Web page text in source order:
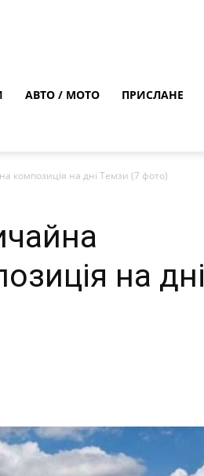
АВТО / МОТО ПРИСЛАНЕ
композиція на дні Темзи (7 фото)
на дні